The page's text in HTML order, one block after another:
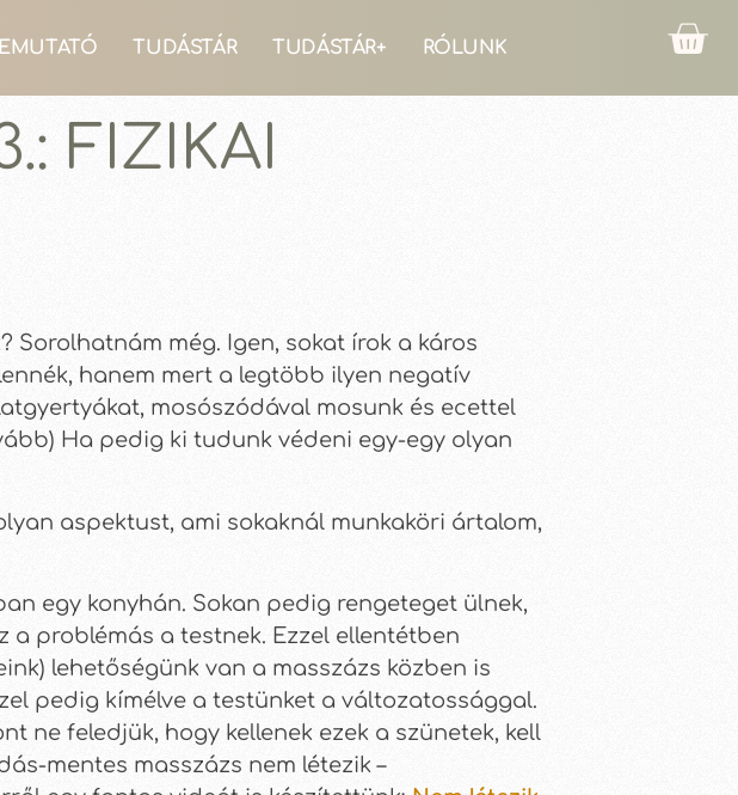
TUDÁSTÁR TUDÁSTÁR+ RÓLUNK
FIZIKAI
Sorolhatnám még. Igen, sokat írok a káros
hanem mert a legtöbb ilyen negatív
mosószódával mosunk és ecettel
Ha pedig ki tudunk védeni egy-egy olyan
aspektust, ami sokaknál munkaköri ártalom,
egy konyhán. Sokan pedig rengeteget ülnek,
problémás a testnek. Ezzel ellentétben
lehetőségünk van a masszázs közben is
pedig kímélve a testünket a változatossággal.
ne feledjük, hogy kellenek ezek a szünetek, kell
mentes masszázs nem létezik –